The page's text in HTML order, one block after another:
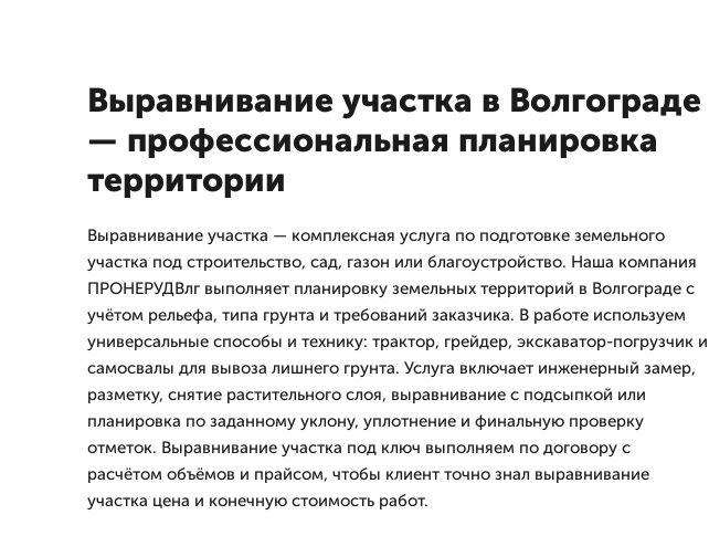
Выравнивание участка в Волгограде
— профессиональная планировка
территории
Выравнивание участка — комплексная услуга по подготовке земельного
участка под строительство, сад, газон или благоустройство. Наша компания
ПРОНЕРУДВлг выполняет планировку земельных территорий в Волгограде с
учётом рельефа, типа грунта и требований заказчика. В работе используем
универсальные способы и технику: трактор, грейдер, экскаватор-погрузчик и
самосвалы для вывоза лишнего грунта. Услуга включает инженерный замер,
разметку, снятие растительного слоя, выравнивание с подсыпкой или
планировка по заданному уклону, уплотнение и финальную проверку
отметок. Выравнивание участка под ключ выполняем по договору с
расчётом объёмов и прайсом, чтобы клиент точно знал выравнивание
участка цена и конечную стоимость работ.